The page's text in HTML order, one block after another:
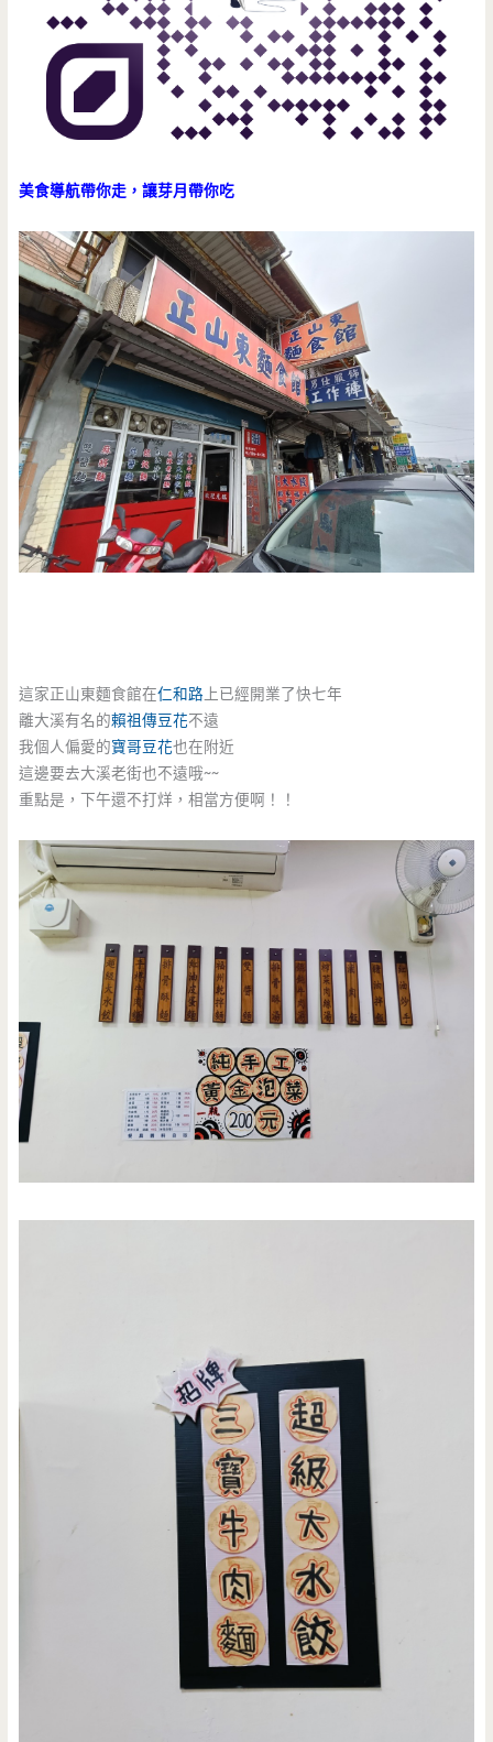
美食導航帶你走，讓芽月帶你吃
這家正山東麵食館在仁和路上已經開業了快七年
離大溪有名的賴祖傳豆花不遠
我個人偏愛的寶哥豆花也在附近
這邊要去大溪老街也不遠哦~~
重點是，下午還不打烊，相當方便啊！！